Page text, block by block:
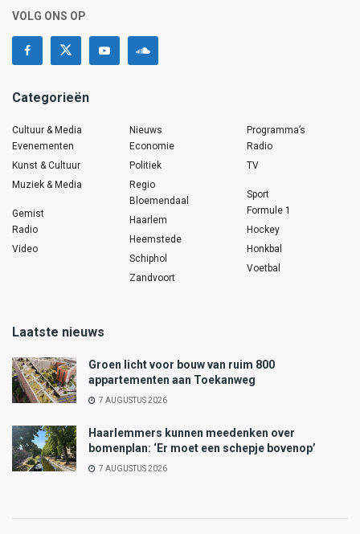
VOLG ONS OP
Categorieën
Cultuur & Media
Evenementen
Kunst & Cultuur
Muziek & Media
Gemist
Radio
Video
Nieuws
Economie
Politiek
Regio
Bloemendaal
Haarlem
Heemstede
Schiphol
Zandvoort
Programma’s
Radio
TV
Sport
Formule 1
Hockey
Honkbal
Voetbal
Laatste nieuws
Groen licht voor bouw van ruim 800
appartementen aan Toekanweg
7 AUGUSTUS 2026
Haarlemmers kunnen meedenken over
bomenplan: ‘Er moet een schepje bovenop’
7 AUGUSTUS 2026